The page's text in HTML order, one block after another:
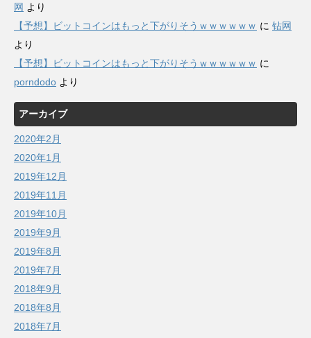
网 より
【予想】ビットコインはもっと下がりそうｗｗｗｗｗｗ に 钻网
より
【予想】ビットコインはもっと下がりそうｗｗｗｗｗｗ に
porndodo より
アーカイブ
2020年2月
2020年1月
2019年12月
2019年11月
2019年10月
2019年9月
2019年8月
2019年7月
2018年9月
2018年8月
2018年7月